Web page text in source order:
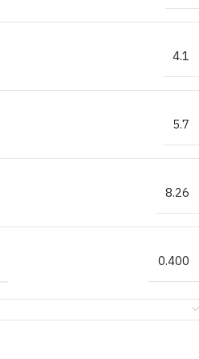
4.1
5.7
8.26
0.400